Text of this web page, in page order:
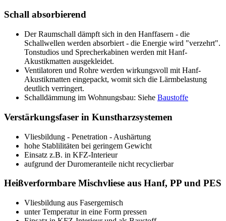
Schall absorbierend
Der Raumschall dämpft sich in den Hanffasern - die
Schallwellen werden absorbiert - die Energie wird "verzehrt".
Tonstudios und Sprecherkabinen werden mit Hanf-
Akustikmatten ausgekleidet.
Ventilatoren und Rohre werden wirkungsvoll mit Hanf-
Akustikmatten eingepackt, womit sich die Lärmbelastung
deutlich verringert.
Schalldämmung im Wohnungsbau: Siehe Baustoffe
Verstärkungsfaser in Kunstharzsystemen
Vliesbildung - Penetration - Aushärtung
hohe Stablilitäten bei geringem Gewicht
Einsatz z.B. in KFZ-Interieur
aufgrund der Duromeranteile nicht recyclierbar
Heißverformbare Mischvliese aus Hanf, PP und PES
Vliesbildung aus Fasergemisch
unter Temperatur in eine Form pressen